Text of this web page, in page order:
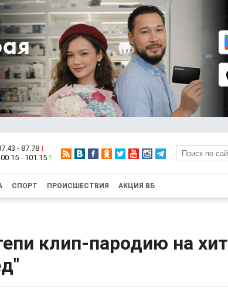
- 87.78
- 101.15
СПОРТ ПРОИСШЕСТВИЯ АКЦИЯ ВБ
клип-пародию на хит